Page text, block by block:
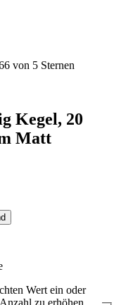
von 5 Sternen
Kegel, 20
Matt
Wert ein oder